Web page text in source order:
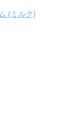
(ミルク)